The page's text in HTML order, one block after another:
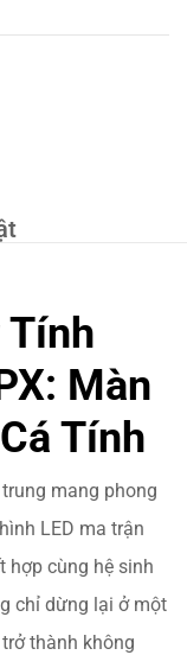
Tính
Màn
Tính
mang phong
LED ma trận
hợp cùng hệ sinh
chỉ dừng lại ở một
thành không